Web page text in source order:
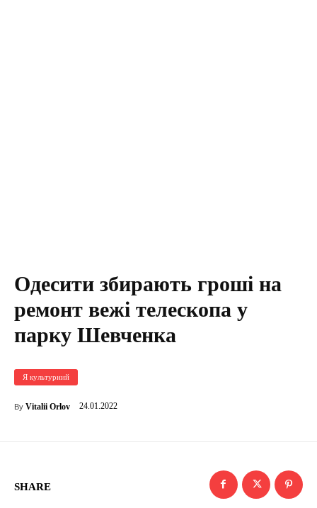
Одесити збирають гроші на
ремонт вежі телескопа у
парку Шевченка
Я культурний
By Vitalii Orlov 24.01.2022
SHARE